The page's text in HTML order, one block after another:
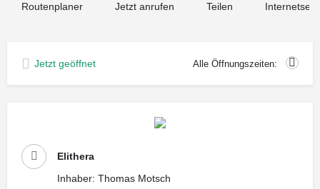
Routenplaner Jetzt anrufen Teilen
Jetzt geöffnet Alle Öffnungszeiten:
Elithera
Inhaber: Thomas Motsch